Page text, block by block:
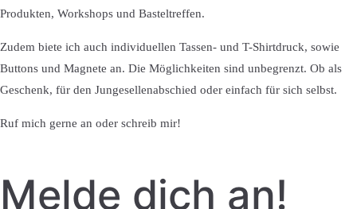
Produkten, Workshops und Basteltreffen.
Zudem biete ich auch individuellen Tassen- und T-Shirtdruck, sowie
Buttons und Magnete an. Die Möglichkeiten sind unbegrenzt. Ob als
Geschenk, für den Jungesellenabschied oder einfach für sich selbst.
Ruf mich gerne an oder schreib mir!
Melde dich an!